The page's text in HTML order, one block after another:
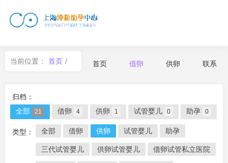
首页 借卵 供卵 联系
当前位置： 首页 /
归档：
全部
21 借卵 4 供卵 1 试管婴儿 0 助孕 0
类型： 全部 借卵 供卵 试管婴儿 助孕
三代试管婴儿 供卵试管婴儿 借卵试管私立医院